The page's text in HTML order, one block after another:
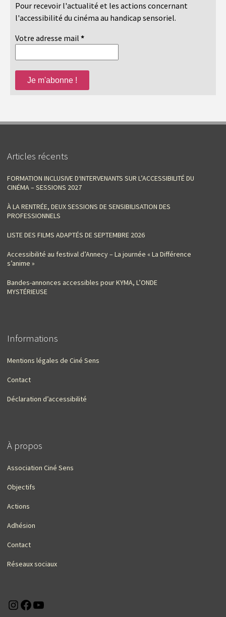
Pour recevoir l'actualité et les actions concernant
l'accessibilité du cinéma au handicap sensoriel.
Votre adresse mail *
Articles récents
FORMATION INCLUSIVE D‘INTERVENANTS SUR L’ACCESSIBILITÉ DU
CINÉMA – SESSIONS 2027
À LA RENTRÉE, DEUX SESSIONS DE SENSIBILISATION DES
PROFESSIONNELS
LISTE DES FILMS ADAPTÉS DE SEPTEMBRE 2026
Accessibilité au festival d’Annecy – La journée « La Différence
s’anime »
Bandes-annonces accessibles pour KYMA, L’ONDE
MYSTÉRIEUSE
Informations
Mentions légales de Ciné Sens
Contact
Déclaration d’accessibilité
À propos
Association Ciné Sens
Objectifs
Actions
Adhésion
Contact
Réseaux sociaux
Instagram
Facebook